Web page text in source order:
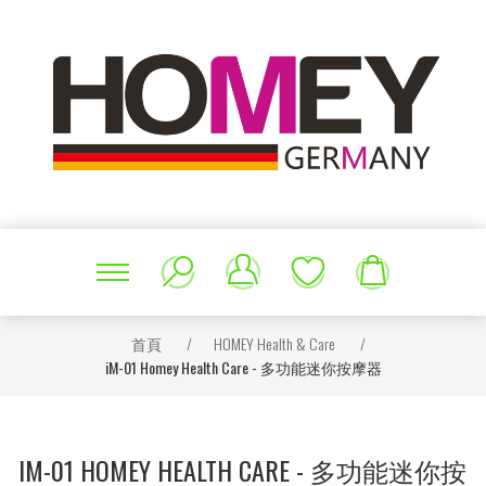
首頁 / HOMEY Health & Care
/
iM-01 Homey Health Care - 多功能迷你按摩器
IM-01 HOMEY HEALTH CARE - 多功能迷你按